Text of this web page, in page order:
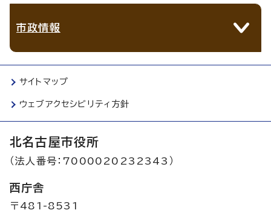
市政情報
サイトマップ
ウェブアクセシビリティ方針
北名古屋市役所
（法人番号：7000020232343）
西庁舎
〒481-8531